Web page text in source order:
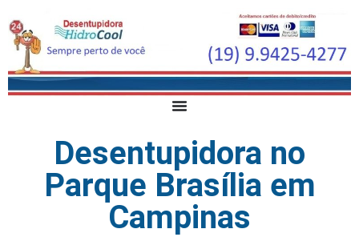
Desentupidora no
Parque Brasília em
Campinas